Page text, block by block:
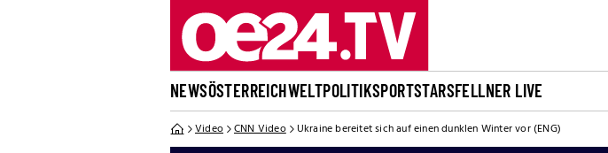
NEWSÖSTERREICHWELTPOLITIKSPORTSTARSFELLNER LIVE
Video CNN Video Ukraine bereitet sich auf einen dunklen Winter vor (ENG)